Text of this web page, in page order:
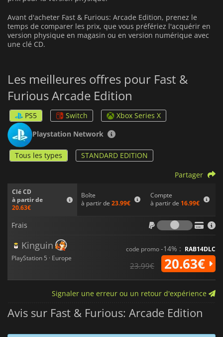
Avant d'acheter Fast & Furious: Arcade Edition, prenez le
temps de comparer les prix, que vous préfériez l'acquérir en
version physique en magasin ou en version numérique avec
une clé CD.
Les meilleures offres pour Fast &
Furious Arcade Edition
PS5 Switch
Xbox Series X
Playstation Network
Tous les types STANDARD EDITION
Clé CD
à partir de
20.63€
Boîte
à partir de 23.99€
Compte
à partir de 16.99€
Partager
Frais
Frais
Kinguin
PlayStation 5 · Europe
code promo-14% : RAB14DLC
23.99€ 20.63€
Signaler une erreur ou un retour d'expérience
Avis sur Fast & Furious: Arcade Edition